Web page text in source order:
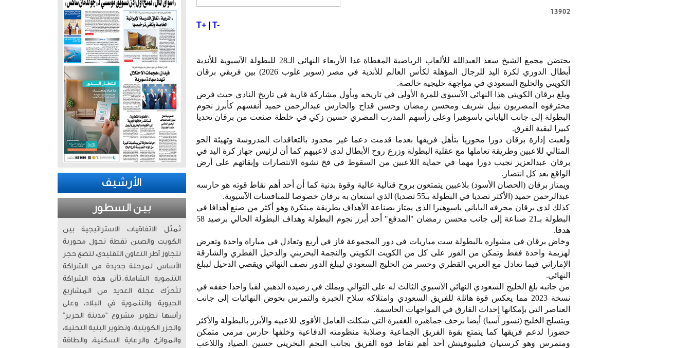
13902
T+| T-
يحتضن مجمع الشيخ سعد العبدالله للألعاب الرياضية المغطاة غدا الأربعاء النهائي الـ28 للبطولة الآسيوية للأندية
أبطال الدوري لكرة اليد للرجال المؤهلة لكأس العالم للأندية في مصر (سوبر غلوب 2026) بين فريقي برقان
الكويتي والخليج السعودي في مواجهة خليجية خالصة.
وبلغ برقان الكويتي هذا النهائي الآسيوي للمرة الأولى في تاريخه وبأول مشاركة قارية في تاريخ النادي حيث فرض
محترفوه المصريون نبيل شريف ومحسن رمضان وحسن قداح والحارس عبدالرحمن حميد أنفسهم كأبرز نجوم
البطولة إلى جانب الياباني ياسوهيرا وعلى رأسهم المدرب المصري حسين زكي في خلطة صنعت من برقان تحديا
كبيرا لبقية الفرق.
ولعبت إدارة برقان دورا محوريا بتأهل فريقها بعدما قدمت دعما غير محدود بالتعاقدات المدروسة وتهيئة الجو
المثالي للاعبين وطريقة تعاملها مع عقلية البطولة وزرع روح الأبطال لدى لاعبيهم كما أن لرئيس جهاز كرة اليد في
برقان عبدالعزيز نجيب دورا مهما في حماية اللاعبين من السقوط في فخ نشوة الانتصارات وإبقائهم على أرض
الواقع بعد كل انتصار.
ويمتاز برقان (الحصان الأسود) بلاعبين يتمتعون بروح قتالية عالية وقوة بدنية كما أن أحد أهم نقاط قوته هو حارسه
عبدالرحمن حميد (الأكثر تصديا في البطولة بـ55 تصديا) الذي استعان به برقان خصوصا للمنافسات الآسيوية.
كذلك لدى برقان محرفه الياباني ياسوهيرا الذي يمتاز بصناعة الأهداف بطريقة مبتكرة وهو أكثر من صنع أهدافا في
البطولة بـ21 صناعة إلى جانب محسن رمضان "المدفع" أحد أبرز نجوم البطولة وهداف البطولة الحالي برصيد 58
هدفا.
وخاض برقان في مشواره بالبطولة ست مباريات في دور المجموعة فاز في أربع وتعادل في مباراة واحدة وتعرض
لهزيمة واحدة فقط وتمكن من الفوز على كل من الكويت الكويتي والنجمة البحريني والدحيل القطري والشارقة
الإماراتي فيما تعادل مع العربي القطري وخسر من الخليج السعودي ليبلغ الدور نصف النهائي ويقصي الدحيل ليبلغ
النهائي.
من جانبه بلغ الخليج السعودي النهائي الآسيوي الثالث له على التوالي ويملك في رصيده الذهبي لقبا واحدا حققه في
نسخة 2023 مما يعكس قوة هائلة للفريق السعودي وامتلاكه سلاح الخبرة والتمرس بخوض النهائيات إلى جانب
العناصر التي بإمكانها إحداث الفارق في المواجهات الحاسمة.
ويتسلح الخليج (نسور آسيا) أيضا بزحف جماهيره الغفيرة التي شكلت العامل الأقوى للاعبيه والأبرز بالبطولة والأكثر
حضورا لدعم فريقها كما يتمتع بقوة الفريق الجماعية وصلابة منظومته الدفاعية وخلفها حارس مرمى متمكن
ومتمرس وهو كرستيان فيليبوفيتش أحد أهم نقاط قوة الفريق بجانب النجم البحريني حسين الصياد واللاعب
الأرشيف
بين السطور
تُمثّل الاتفاقيات الاستراتيجية بين
الكويت والصين نقطة تحول محورية
تتجاوز أطر التعاون التقليدي، لتضع حجر
الأساس لمرحلة جديدة من الشراكة
التنموية الشاملة. ​تأتي هذه الشراكة
لتُحرّك عجلة العديد من المشاريع
الحيوية والتنموية في البلاد، وعلى
رأسها تطوير مشروع “مدينة الحرير”
والجزر الكويتية، وتطوير البنية التحتية،
والموانئ، والرعاية السكنية، والطاقة